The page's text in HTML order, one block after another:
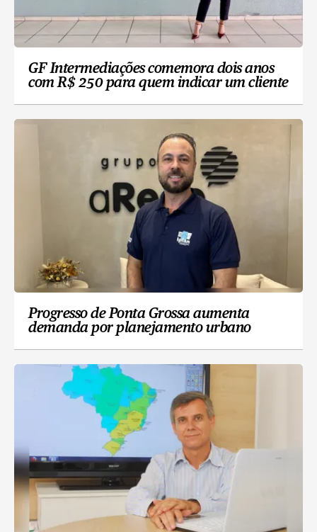
GF Intermediações comemora dois anos
com R$ 250 para quem indicar um cliente
Progresso de Ponta Grossa aumenta
demanda por planejamento urbano